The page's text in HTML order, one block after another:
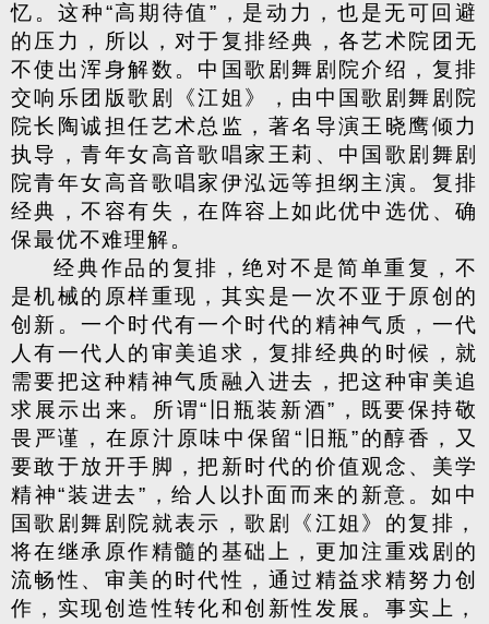
忆。这种“高期待值”，是动力，也是无可回避
的压力，所以，对于复排经典，各艺术院团无
不使出浑身解数。中国歌剧舞剧院介绍，复排
交响乐团版歌剧《江姐》，由中国歌剧舞剧院
院长陶诚担任艺术总监，著名导演王晓鹰倾力
执导，青年女高音歌唱家王莉、中国歌剧舞剧
院青年女高音歌唱家伊泓远等担纲主演。复排
经典，不容有失，在阵容上如此优中选优、确
保最优不难理解。
经典作品的复排，绝对不是简单重复，不
是机械的原样重现，其实是一次不亚于原创的
创新。一个时代有一个时代的精神气质，一代
人有一代人的审美追求，复排经典的时候，就
需要把这种精神气质融入进去，把这种审美追
求展示出来。所谓“旧瓶装新酒”，既要保持敬
畏严谨，在原汁原味中保留“旧瓶”的醇香，又
要敢于放开手脚，把新时代的价值观念、美学
精神“装进去”，给人以扑面而来的新意。如中
国歌剧舞剧院就表示，歌剧《江姐》的复排，
将在继承原作精髓的基础上，更加注重戏剧的
流畅性、审美的时代性，通过精益求精努力创
作，实现创造性转化和创新性发展。事实上，